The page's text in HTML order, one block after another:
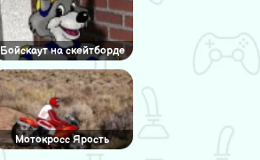
Бойскаут на скейтборде
Мотокросс Ярость